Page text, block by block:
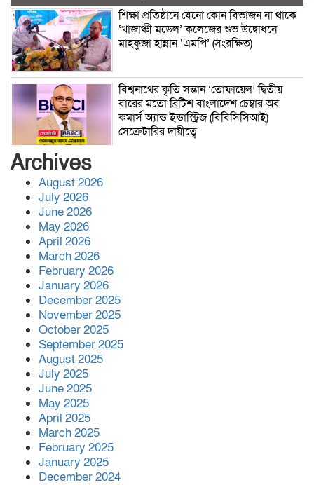
শিক্ষা প্রতিষ্ঠানে যেনো কোন বিভাজন না থাকে
‘খাজাঞ্চী মডেল’ কলেজের শুভ উদ্বোধনে
মাহফুজা হান্নান ‘এমপি’ (সংরক্ষিত)
বিশ্বনাথের কৃতি সন্তান ‘তোফায়েল’ দ্বিতীয়
বারের মতো ব্রিটিশ বাংলাদেশ চেম্বার অব
কমার্স অ্যান্ড ইন্ডাস্ট্রিজ (বিবিসিসিআই)
সেক্রেটারির দায়ীত্বে
বিশ্বনাথে জুলাই দিবস উপলক্ষে গণমিছিল
দলীয় ঐক্যের মতবিনিময়
ডিগ্রী অর্জন।
Archives
August 2026
July 2026
June 2026
May 2026
April 2026
March 2026
February 2026
January 2026
December 2025
November 2025
October 2025
September 2025
August 2025
July 2025
June 2025
May 2025
April 2025
March 2025
February 2025
January 2025
December 2024